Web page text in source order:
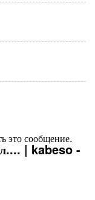
это сообщение.
| kabeso -